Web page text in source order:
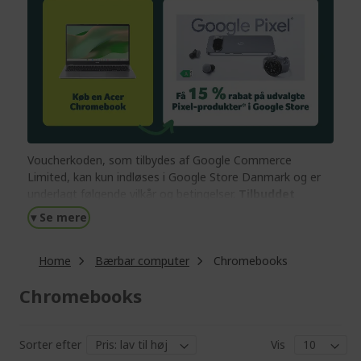
Voucherkoden, som tilbydes af Google Commerce
Limited, kan kun indløses i Google Store Danmark og er
udløber den 31/12/2026 kl. 23:59.
personer over 18 år med leveringsadresse i Danmark.
tilføjes ved checkout, hvis den ikke allerede er angivet.
checkout.
Tilføj blot det ønskede hardwareprodukt til din
▾ Se mere
Home Bærbar computer Chromebooks
Chromebooks
Sorter efter Vis